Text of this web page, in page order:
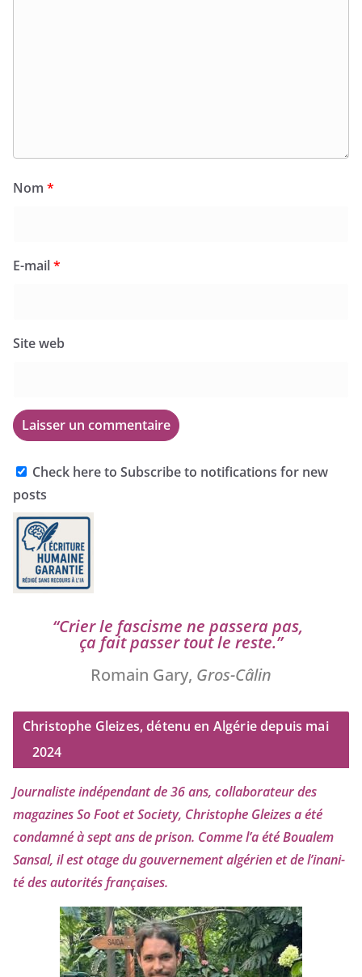
Nom *
E-mail*
Site web
Check here to Subscribe to notifications for new
posts
“Crier le fas­cisme ne pas­se­ra pas,
ça fait pas­ser tout le reste.”
Romain Gary, Gros-Câlin
Christophe Gleizes, détenu en Algérie depuis mai
2024
Journaliste indé­pen­dant de36ans, col­la­bo­ra­teur des
maga­zines So Foot et Society, Christophe Gleizesa été
condam­né à sept ans de pri­son. Comme l’a été Boualem
Sansal, il est otage du gou­ver­ne­ment algé­rien et de l’i­na­ni­
té des auto­ri­tés françaises.